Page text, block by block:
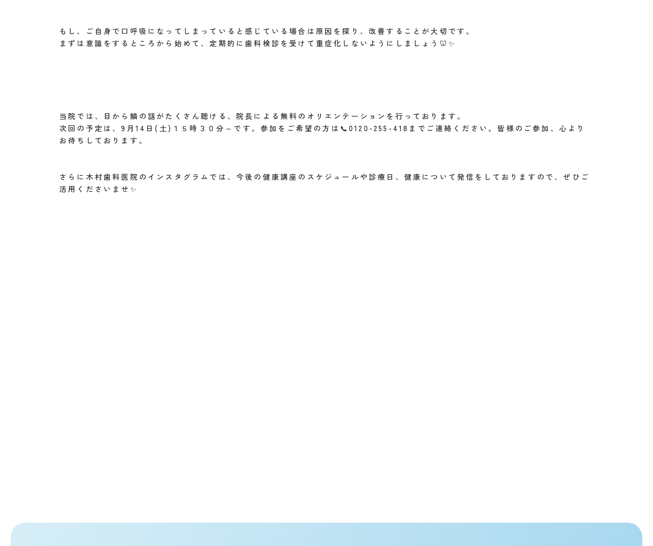
もし、ご自身で口呼吸になってしまっていると感じている場合は原因を探り、改善することが大切です。
まずは意識をするところから始めて、定期的に歯科検診を受けて重症化しないようにしましょう🦷✨
当院では、目から鱗の話がたくさん聴ける、院長による無料のオリエンテーションを行っております。
次回の予定は、9月14日(土)１５時３０分～です。参加をご希望の方は📞0120-255-418までご連絡ください。皆様のご参加、心より
お待ちしております。
さらに木村歯科医院のインスタグラムでは、今後の健康講座のスケジュールや診療日、健康について発信をしておりますので、ぜひご
活用くださいませ✨